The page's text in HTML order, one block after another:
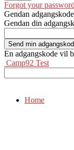
Forgot your
Gendan adgangskode
Gendan din
En adgangskode vil
Camp92 Test
Home